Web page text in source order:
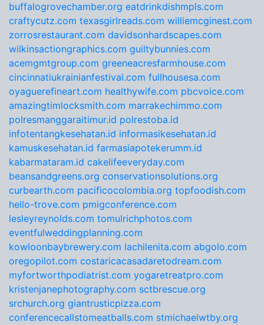
buffalogrovechamber.org eatdrinkdishmpls.com
craftycutz.com texasgirlreads.com williemcginest.com
zorrosrestaurant.com davidsonhardscapes.com
wilkinsactiongraphics.com guiltybunnies.com
acemgmtgroup.com greeneacresfarmhouse.com
cincinnatiukrainianfestival.com fullhousesa.com
oyaguerefineart.com healthywife.com pbcvoice.com
amazingtimlocksmith.com marrakechimmo.com
polresmanggaraitimur.id polrestoba.id
infotentangkesehatan.id informasikesehatan.id
kamuskesehatan.id farmasiapotekerumm.id
kabarmataram.id cakelifeeveryday.com
beansandgreens.org conservationsolutions.org
curbearth.com pacificocolombia.org topfoodish.com
hello-trove.com pmigconference.com
lesleyreynolds.com tomulrichphotos.com
eventfulweddingplanning.com
kowloonbaybrewery.com lachilenita.com abgolo.com
oregopilot.com costaricacasadaretodream.com
myfortworthpodiatrist.com yogaretreatpro.com
kristenjanephotography.com sctbrescue.org
srchurch.org giantrusticpizza.com
conferencecallstomeatballs.com stmichaelwtby.org